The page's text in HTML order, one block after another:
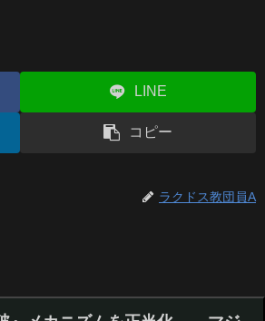
LINE
コピー
ラクドス教団員A